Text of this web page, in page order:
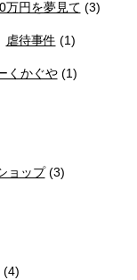
万円を夢見て (3)
虐待事件 (1)
くかぐや(1)
ョップ(3)
(4)